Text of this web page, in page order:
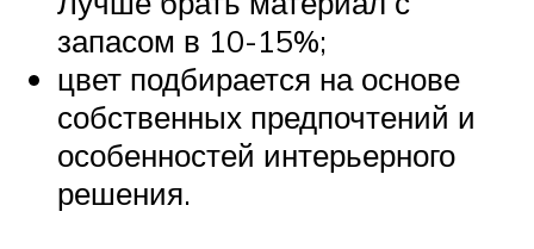
запасом в 10-15%;
цвет подбирается на основе
собственных предпочтений и
особенностей интерьерного
решения.